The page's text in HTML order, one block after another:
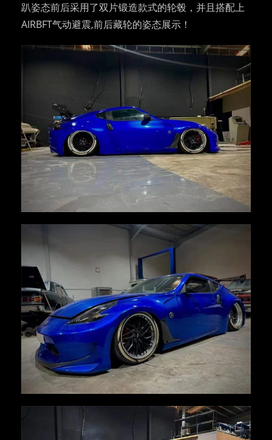
趴姿态前后采用了双片锻造款式的轮毂，并且搭配上
AIRBFT气动避震,前后藏轮的姿态展示！